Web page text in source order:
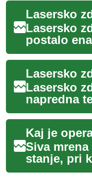
Lasersko
postalo
metod za
kože ...
Lasersko
napredna
zadnjih
področje
es...
Siva
stanje, pri
naravna